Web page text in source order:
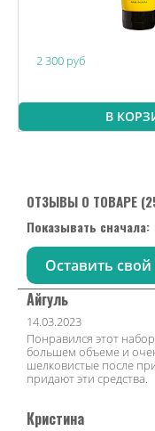
2 300 руб
В
ОТЗЫВЫ О ТОВАРЕ
Показывать сначала:
Оставить
Айгуль
14.03.2023
Понравился этот
большем объеме и
шелковистые после
придают эти средства.
Кристина